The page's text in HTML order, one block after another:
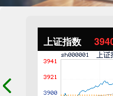
上证指数